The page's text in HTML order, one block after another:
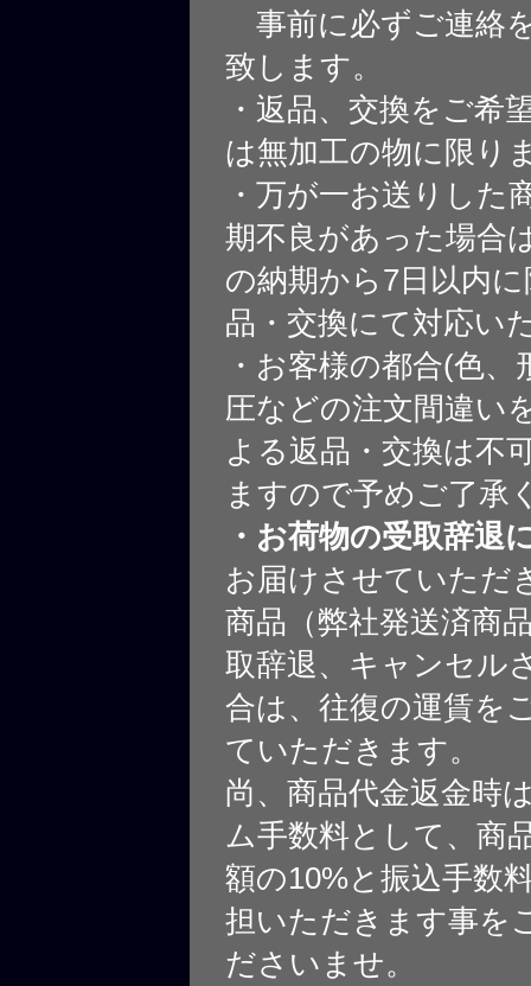
事前に必ずご連絡
致します。
・返品、交換をご希
は無加工の物に限り
・万が一お送りした
期不良があった場合
の納期から7日以内
品・交換にて対応い
・お客様の都合(色、
圧などの注文間違い
よる返品・交換は不
ますので予めご了承
・お荷物の受取辞退
お届けさせていただ
商品（弊社発送済商
取辞退、キャンセル
合は、往復の運賃を
ていただきます。
尚、商品代金返金時
ム手数料として、商
額の10%と振込手数
担いただきます事を
ださいませ。